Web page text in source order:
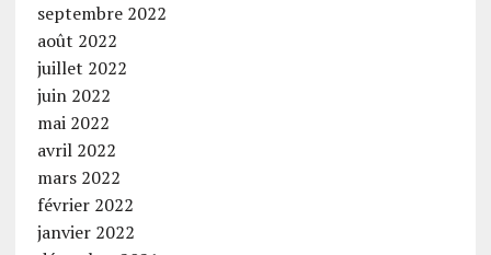
septembre 2022
août 2022
juillet 2022
juin 2022
mai 2022
avril 2022
mars 2022
février 2022
janvier 2022